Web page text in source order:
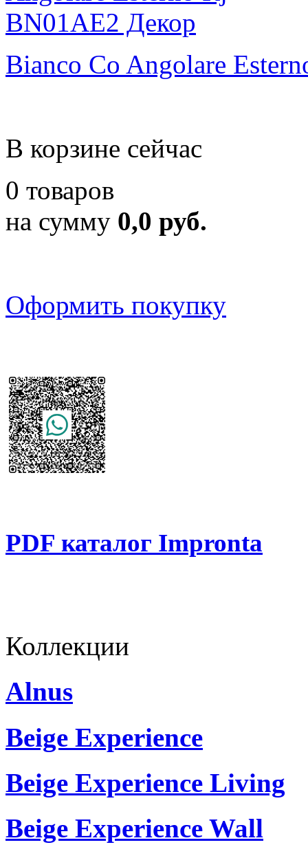
Bianco Co Angolare
В корзине сейчас
0 товаров
на сумму 0,0 руб.
Оформить покупку
PDF каталог Impronta
Коллекции
Alnus
Beige Experience
Beige Experience Living
Beige Experience Wall